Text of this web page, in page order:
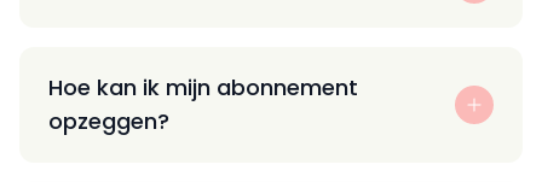
Hoe kan ik mijn abonnement
opzeggen?